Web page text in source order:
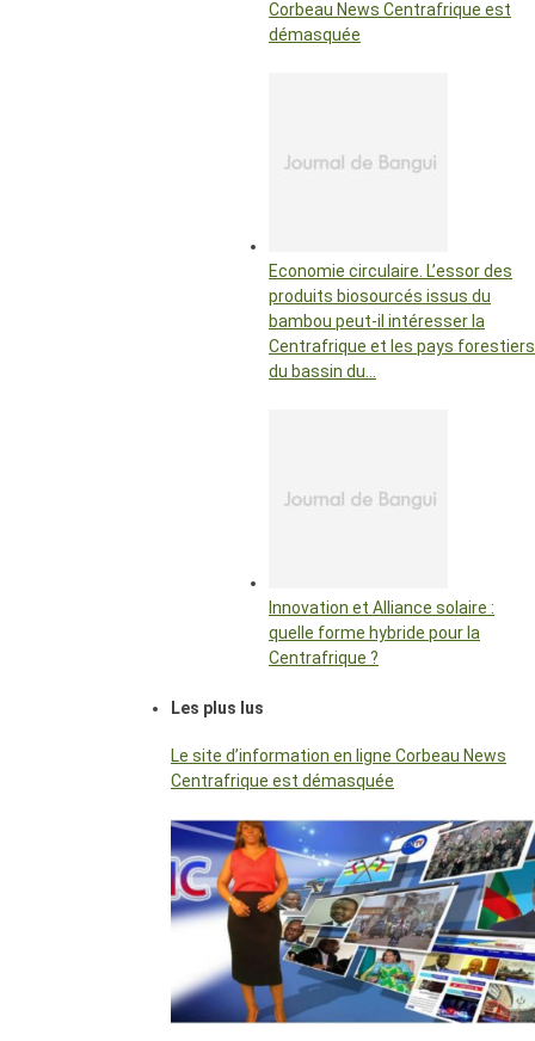
Corbeau News Centrafrique est
démasquée
Economie circulaire. L’essor des
produits biosourcés issus du
bambou peut-il intéresser la
Centrafrique et les pays forestiers
du bassin du…
Innovation et Alliance solaire :
quelle forme hybride pour la
Centrafrique ?
Les plus lus
Le site d’information en ligne Corbeau News
Centrafrique est démasquée